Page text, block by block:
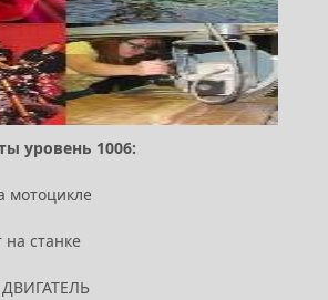
уровень 1006:
мотоцикле
станке